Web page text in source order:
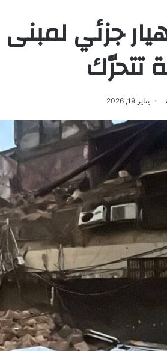
جزئي
تتحرّك
يناير 19, 2026